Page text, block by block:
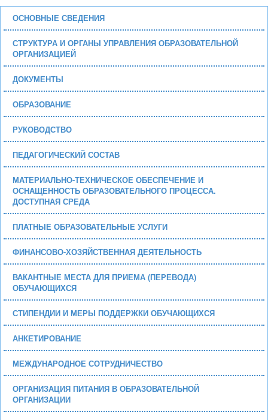
ОСНОВНЫЕ СВЕДЕНИЯ
СТРУКТУРА И ОРГАНЫ УПРАВЛЕНИЯ ОБРАЗОВАТЕЛЬНОЙ
ОРГАНИЗАЦИЕЙ
ДОКУМЕНТЫ
ОБРАЗОВАНИЕ
РУКОВОДСТВО
ПЕДАГОГИЧЕСКИЙ СОСТАВ
МАТЕРИАЛЬНО-ТЕХНИЧЕСКОЕ ОБЕСПЕЧЕНИЕ И
ОСНАЩЕННОСТЬ ОБРАЗОВАТЕЛЬНОГО ПРОЦЕССА.
ДОСТУПНАЯ СРЕДА
ПЛАТНЫЕ ОБРАЗОВАТЕЛЬНЫЕ УСЛУГИ
ФИНАНСОВО-ХОЗЯЙСТВЕННАЯ ДЕЯТЕЛЬНОСТЬ
ВАКАНТНЫЕ МЕСТА ДЛЯ ПРИЕМА (ПЕРЕВОДА)
ОБУЧАЮЩИХСЯ
СТИПЕНДИИ И МЕРЫ ПОДДЕРЖКИ ОБУЧАЮЩИХСЯ
АНКЕТИРОВАНИЕ
МЕЖДУНАРОДНОЕ СОТРУДНИЧЕСТВО
ОРГАНИЗАЦИЯ ПИТАНИЯ В ОБРАЗОВАТЕЛЬНОЙ
ОРГАНИЗАЦИИ